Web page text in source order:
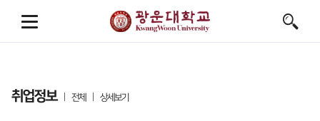
취업정보 전체 상세보기